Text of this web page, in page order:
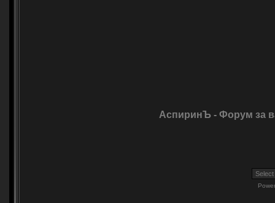
АспиринЪ - Форум за